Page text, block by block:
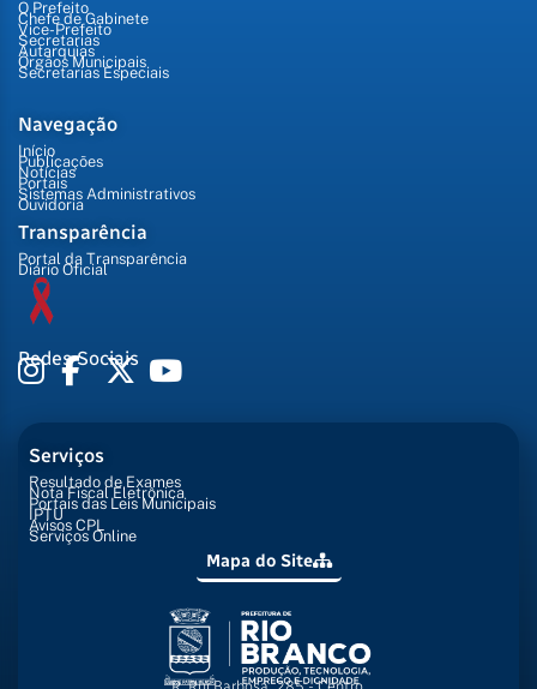
O Prefeito
Chefe de Gabinete
Vice-Prefeito
Secretarias
Autarquias
Órgãos Municipais
Secretarias Especiais
Navegação
Início
Publicações
Notícias
Portais
Sistemas Administrativos
Ouvidoria
Transparência
Portal da Transparência
Diário Oficial
Redes Sociais
Serviços
Resultado de Exames
Nota Fiscal Eletrônica
Portais das Leis Municipais
IPTU
Avisos CPL
Serviços Online
Mapa do Site